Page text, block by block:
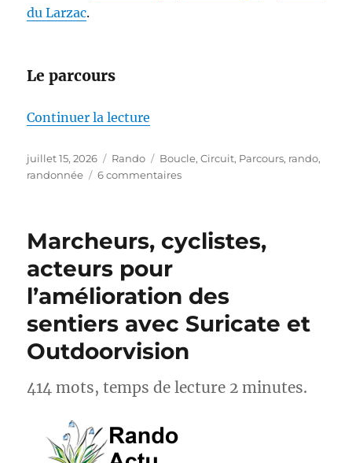
du Larzac.
Le parcours
Continuer la lecture
Publié
le
juillet 15, 2026 Catégories
Rando Étiquettes
Boucle,Circuit, Parcours, rando,
randonnée
6 commentairessur
sur
des
Maîtres
Sonneurs
Marcheurs, cyclistes,
acteurs pour
l’amélioration des
sentiers avec Suricate et
Outdoorvision
414 mots, temps de lecture 2 minutes.